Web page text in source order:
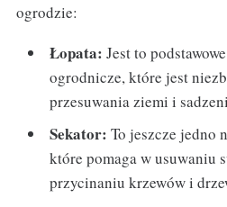
ogrodzie:
Łopata: Jest to
ogrodnicze, które jest
przesuwania ziemi i
Sekator: To jeszcze jedno
które pomaga w usuwaniu
przycinaniu krzewów i